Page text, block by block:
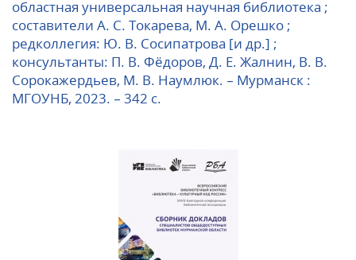
областная универсальная научная библиотека ;
составители А. С. Токарева, М. А. Орешко ;
редколлегия: Ю. В. Сосипатрова [и др.] ;
консультанты: П. В. Фёдоров, Д. Е. Жалнин, В. В.
Сорокажердьев, М. В. Наумлюк. – Мурманск :
МГОУНБ, 2023. – 342 с.